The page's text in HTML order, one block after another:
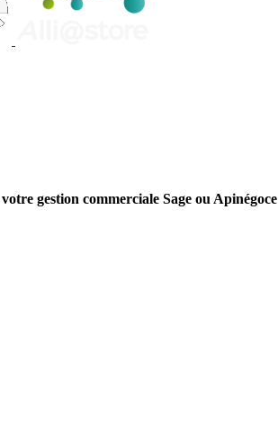
votre gestion commerciale Sage ou Apinégoce